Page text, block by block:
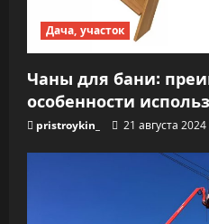
Дача, участок
Чаны для бани:
особенности
pristroykin_ 21 августа 2024